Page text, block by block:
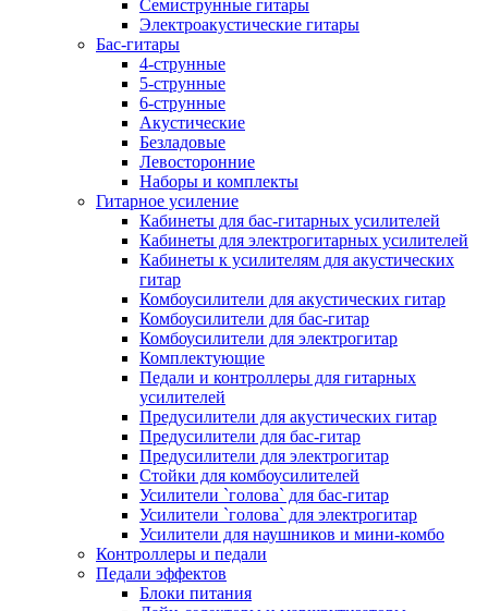
Семиструнные гитары
Электроакустические гитары
Бас-гитары
4-струнные
5-струнные
6-струнные
Акустические
Безладовые
Левосторонние
Наборы и комплекты
Гитарное усиление
Кабинеты для бас-гитарных усилителей
Кабинеты для электрогитарных усилителей
Кабинеты к усилителям для акустических
гитар
Комбоусилители для акустических гитар
Комбоусилители для бас-гитар
Комбоусилители для электрогитар
Комплектующие
Педали и контроллеры для гитарных
усилителей
Предусилители для акустических гитар
Предусилители для бас-гитар
Предусилители для электрогитар
Стойки для комбоусилителей
Усилители `голова` для бас-гитар
Усилители `голова` для электрогитар
Усилители для наушников и мини-комбо
Контроллеры и педали
Педали эффектов
Блоки питания